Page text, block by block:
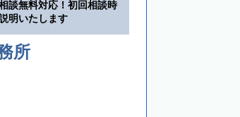
談無料対応！初回相談時
明いたします
所